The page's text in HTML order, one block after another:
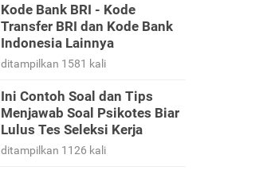
Kode Bank BRI - Kode
Transfer BRI dan Kode Bank
Indonesia Lainnya
ditampilkan 1581 kali
Ini Contoh Soal dan Tips
Menjawab Soal Psikotes Biar
Lulus Tes Seleksi Kerja
ditampilkan 1126 kali